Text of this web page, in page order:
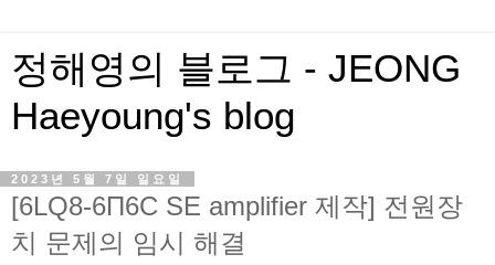
정해영의 블로그 - JEONG
Haeyoung's blog
2023년 5월 7일 일요일
[6LQ8-6П6С SE amplifier 제작] 전원장
치 문제의 임시 해결